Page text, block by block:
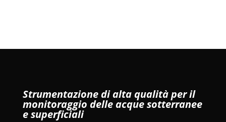
Strumentazione di alta qualità per il
monitoraggio delle acque sotterranee
e superficiali